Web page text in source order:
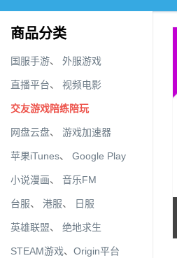
商品分类
国服手游、 外服游戏
直播平台、 视频电影
交友游戏陪练陪玩
网盘云盘、 游戏加速器
苹果iTunes、 Google Play
小说漫画、 音乐FM
台服、 港服、 日服
英雄联盟、 绝地求生
STEAM游戏、 Origin平台